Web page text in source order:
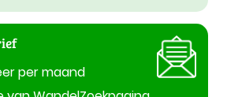
per maand